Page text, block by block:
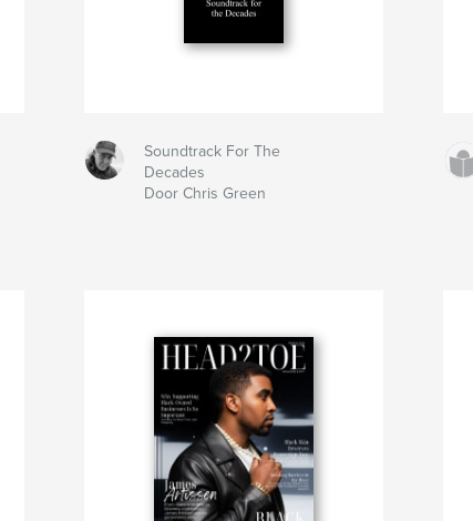
Soundtrack For The
Decades
Door Chris Green